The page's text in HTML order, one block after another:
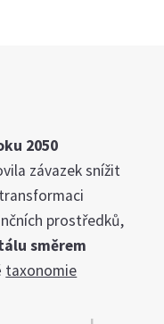
2050
závazek snížit
prostředků,
směrem
taxonomie